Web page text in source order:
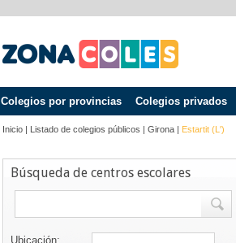
Colegios por provincias Colegios privados
Inicio | Listado de colegios públicos | Girona | Estartit (l')
Búsqueda de centros escolares
Ubicación: